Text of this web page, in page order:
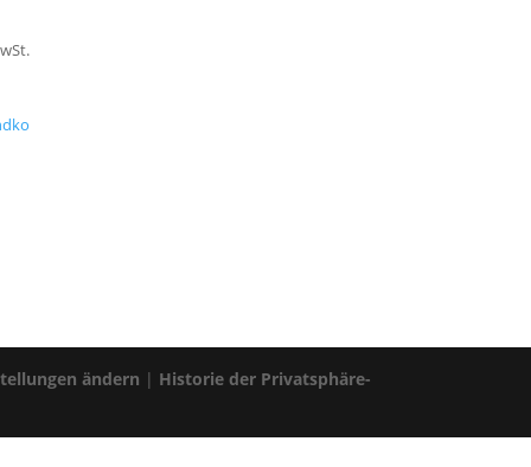
ändern | Historie der Privatsphäre-